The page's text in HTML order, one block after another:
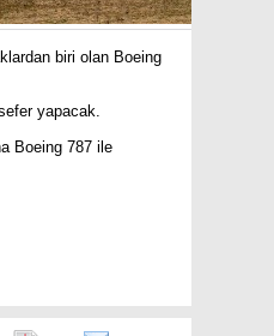
biri olan Boeing
yapacak.
Boeing 787 ile